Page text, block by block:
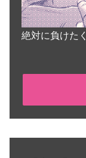
絶対に負けた